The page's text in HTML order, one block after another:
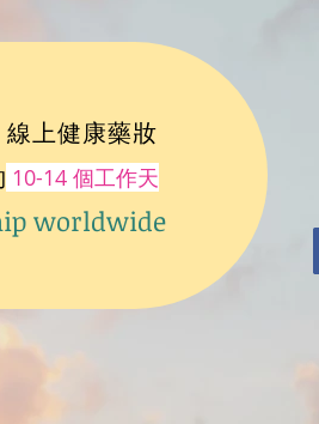
上健康藥妝
10-14 個工作天
worldwide